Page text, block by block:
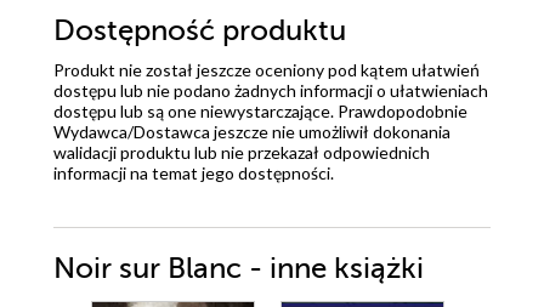
Dostępność produktu
Produkt nie został jeszcze oceniony pod kątem ułatwień
dostępu lub nie podano żadnych informacji o ułatwieniach
dostępu lub są one niewystarczające. Prawdopodobnie
Wydawca/Dostawca jeszcze nie umożliwił dokonania
walidacji produktu lub nie przekazał odpowiednich
informacji na temat jego dostępności.
Noir sur Blanc - inne książki